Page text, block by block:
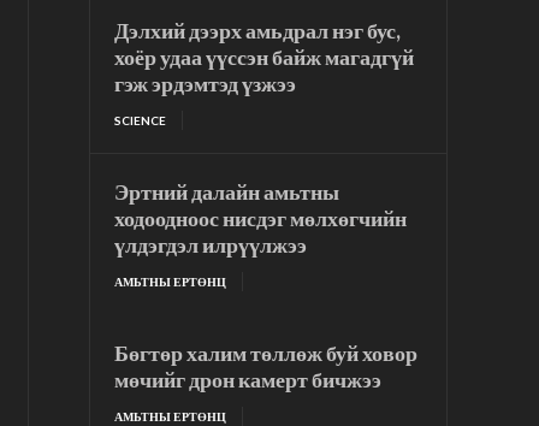
Дэлхий дээрх амьдрал нэг бус,
хоёр удаа үүссэн байж магадгүй
гэж эрдэмтэд үзжээ
SCIENCE
Эртний далайн амьтны
ходоодноос нисдэг мөлхөгчийн
үлдэгдэл илрүүлжээ
АМЬТНЫ ЕРТӨНЦ
Бөгтөр халим төллөж буй ховор
мөчийг дрон камерт бичжээ
АМЬТНЫ ЕРТӨНЦ